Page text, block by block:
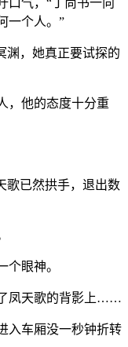
一个人。”
渊，她真正要试探的
，他的态度十分重
歌已然拱手，退出数
个眼神。
凤天歌的背影上……
入车厢没一秒钟折转